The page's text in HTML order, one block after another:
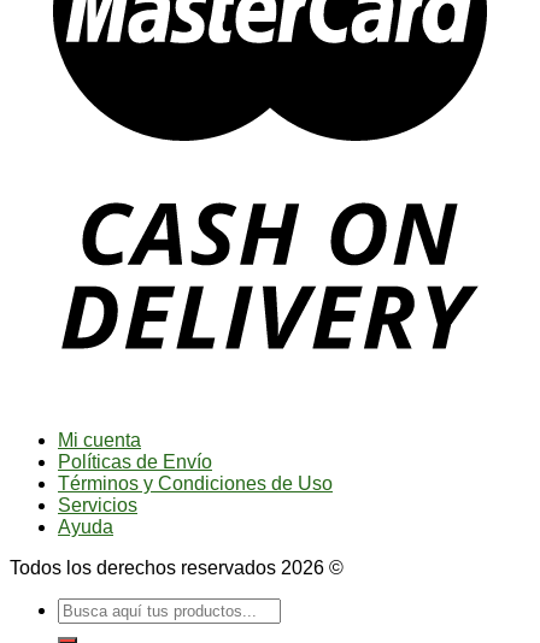
Mi cuenta
Políticas de Envío
Términos y Condiciones de Uso
Servicios
Ayuda
Todos los derechos reservados 2026 ©
Buscar
por: